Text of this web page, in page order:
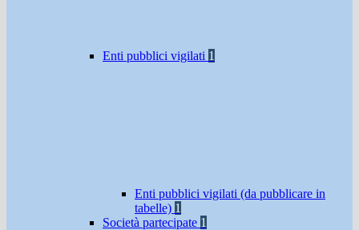
Enti pubblici vigilati 1
Enti pubblici vigilati (da pubblicare in
tabelle) 1
Società partecipate 1